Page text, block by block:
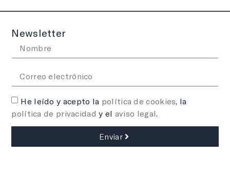
Newsletter
He leído y acepto la política de cookies, la
política de privacidad y el aviso legal.
Enviar